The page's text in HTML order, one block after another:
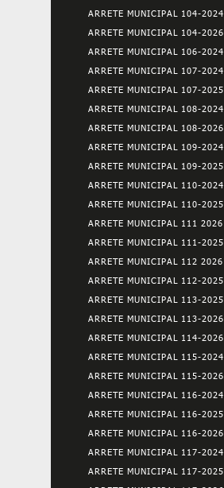
ARRETE MUNICIPAL 104-2024
ARRETE MUNICIPAL 104-2026
ARRETE MUNICIPAL 106-2024
ARRETE MUNICIPAL 107-2024
ARRETE MUNICIPAL 107-2025
ARRETE MUNICIPAL 108-2024
ARRETE MUNICIPAL 108-2026
ARRETE MUNICIPAL 109-2024
ARRETE MUNICIPAL 109-2025
ARRETE MUNICIPAL 110-2024
ARRETE MUNICIPAL 110-2025
ARRETE MUNICIPAL 111 2026
ARRETE MUNICIPAL 111-2025
ARRETE MUNICIPAL 112 2026
ARRETE MUNICIPAL 112-2025
ARRETE MUNICIPAL 113-2025
ARRETE MUNICIPAL 113-2026
ARRETE MUNICIPAL 114-2026
ARRETE MUNICIPAL 115-2024
ARRETE MUNICIPAL 115-2026
ARRETE MUNICIPAL 116-2024
ARRETE MUNICIPAL 116-2025
ARRETE MUNICIPAL 116-2026
ARRETE MUNICIPAL 117-2024
ARRETE MUNICIPAL 117-2025